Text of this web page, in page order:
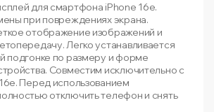
для смартфона iPhone 16e.
при повреждениях экрана.
отображение изображений и
Легко устанавливается
подгонке по размеру и форме
Совместим исключительно с
Перед использованием
отключить телефон и снять